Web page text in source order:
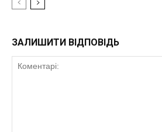
ЗАЛИШИТИ ВІДПОВІДЬ